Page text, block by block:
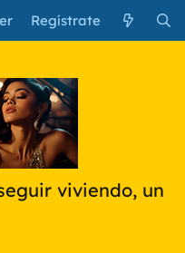
Regístrate
viviendo, un